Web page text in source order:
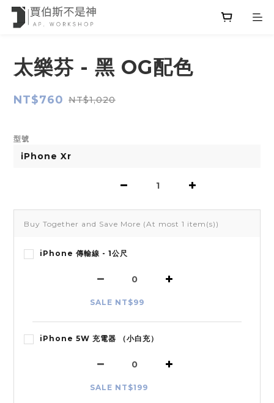
太樂芬 - 黑 OG配色
NT$760 NT$1,020
型號
Buy Together and Save More (At most 1 item(s))
iPhone 傳輸線 - 1公尺
SALE NT$99
iPhone 5W 充電器 （小白充）
SALE NT$199